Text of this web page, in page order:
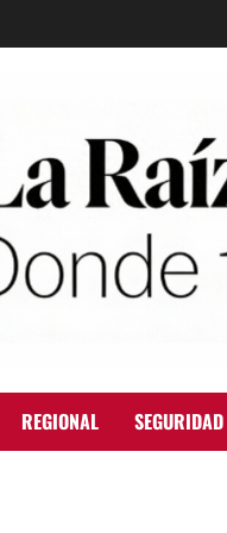
REGIONAL SEGURIDAD